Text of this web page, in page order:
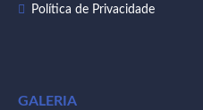
Política de Privacidade
GALERIA